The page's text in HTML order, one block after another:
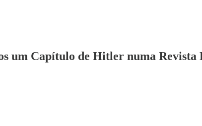
um Capítulo de Hitler numa Revista